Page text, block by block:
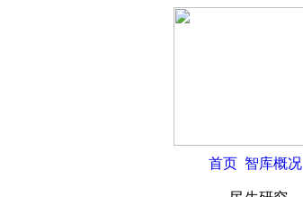
首页 智库概况